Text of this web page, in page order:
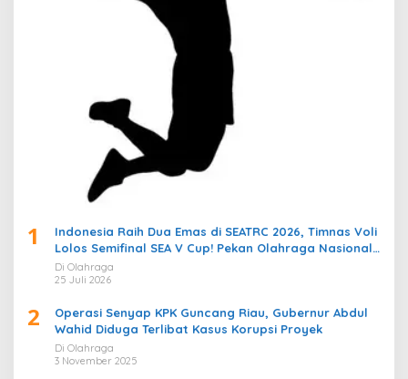
1
Indonesia Raih Dua Emas di SEATRC 2026, Timnas Voli
Lolos Semifinal SEA V Cup! Pekan Olahraga Nasional
Bergemuruh
Di Olahraga
25 Juli 2026
2
Operasi Senyap KPK Guncang Riau, Gubernur Abdul
Wahid Diduga Terlibat Kasus Korupsi Proyek
Di Olahraga
3 November 2025